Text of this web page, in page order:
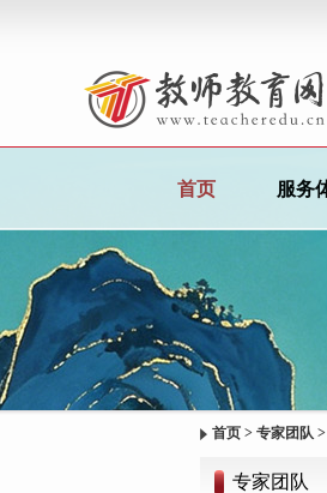
首页 服务
首页 > 专家团队
专家团队